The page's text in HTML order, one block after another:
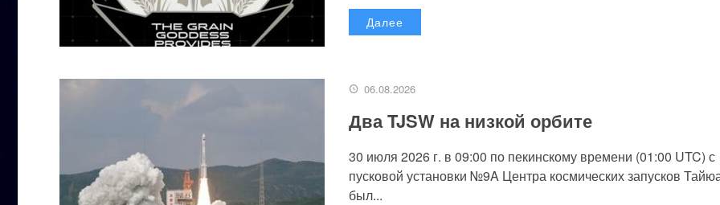
Далее
06.08.2026
Два TJSW на низкой орбите
30 июля 2026 г. в 09:00 по пекинскому времени (01:00 UTC) с
пусковой установки №9A Центра космических запусков
был...